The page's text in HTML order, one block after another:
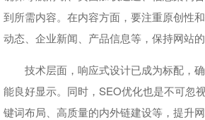
到所需内容。在内容方面，要注重原创性
动态、企业新闻、产品信息等，保持网站的
技术层面，响应式设计已成为标配，
能良好显示。同时，SEO优化也是不可忽
键词布局、高质量的内外链建设等，提升